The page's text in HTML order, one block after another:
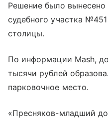
Решение было
судебного участка
столицы.
По информации Mash,
тысячи рублей
парковочное место.
«Пресняков-младший